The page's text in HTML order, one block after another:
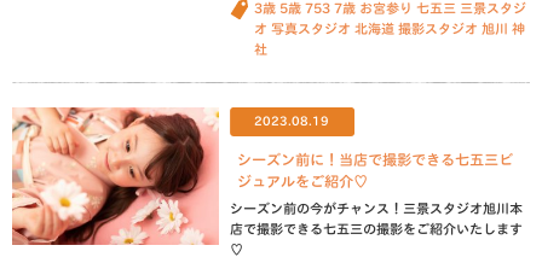
3歳 5歳 753 7歳 お宮参り 七五三 三景スタジ
オ 写真スタジオ 北海道 撮影スタジオ 旭川 神
社
2023.08.19
シーズン前に！当店で撮影できる七五三ビ
ジュアルをご紹介♡
シーズン前の今がチャンス！三景スタジオ旭川本
店で撮影できる七五三の撮影をご紹介いたします
♡